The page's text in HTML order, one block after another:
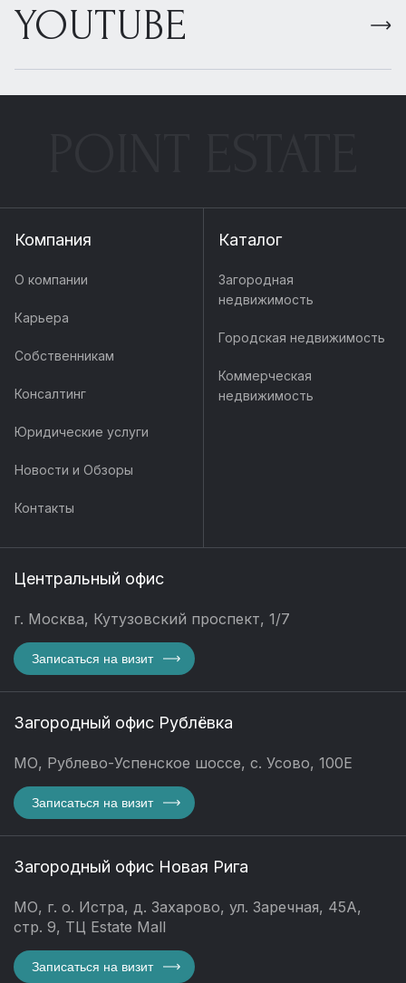
YOUTUBE
Компания
О компании
Карьера
Собственникам
Консалтинг
Юридические услуги
Новости и Обзоры
Контакты
Каталог
Загородная
недвижимость
Городская недвижимость
Коммерческая
недвижимость
Центральный офис
г. Москва, Кутузовский проспект, 1/7
Записаться на визит
Загородный офис Рублёвка
МО, Рублево-Успенское шоссе, с. Усово, 100Е
Записаться на визит
Загородный офис Новая Рига
МО, г. о. Истра, д. Захарово, ул. Заречная, 45А,
стр. 9, ТЦ Estate Mall
Записаться на визит